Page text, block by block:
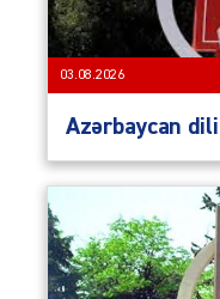
03.08.2026
Azərbaycan